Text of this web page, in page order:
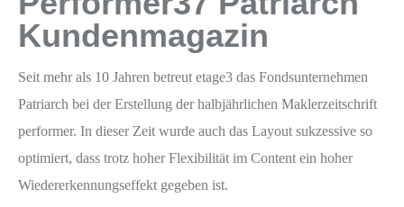
Kundenmagazin
Seit mehr als 10 Jahren betreut etage3 das Fondsunternehmen
Patriarch bei der Erstellung der halbjährlichen Maklerzeitschrift
performer. In dieser Zeit wurde auch das Layout sukzessive so
optimiert, dass trotz hoher Flexibilität im Content ein hoher
Wiedererkennungseffekt gegeben ist.